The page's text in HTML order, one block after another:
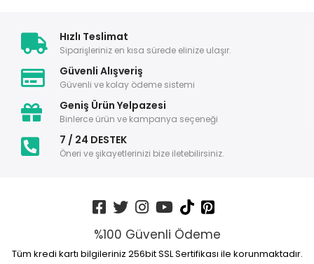
Hızlı Teslimat
Siparişleriniz en kısa sürede elinize ulaşır.
Güvenli Alışveriş
Güvenli ve kolay ödeme sistemi
Geniş Ürün Yelpazesi
Binlerce ürün ve kampanya seçeneği
7 / 24 DESTEK
Öneri ve şikayetlerinizi bize iletebilirsiniz.
%100 Güvenli Ödeme
Tüm kredi kartı bilgileriniz 256bit SSL Sertifikası ile korunmaktadır.